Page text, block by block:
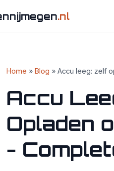
.nl
Home » Blog » Accu leeg: zelf
Accu
Opladen
-